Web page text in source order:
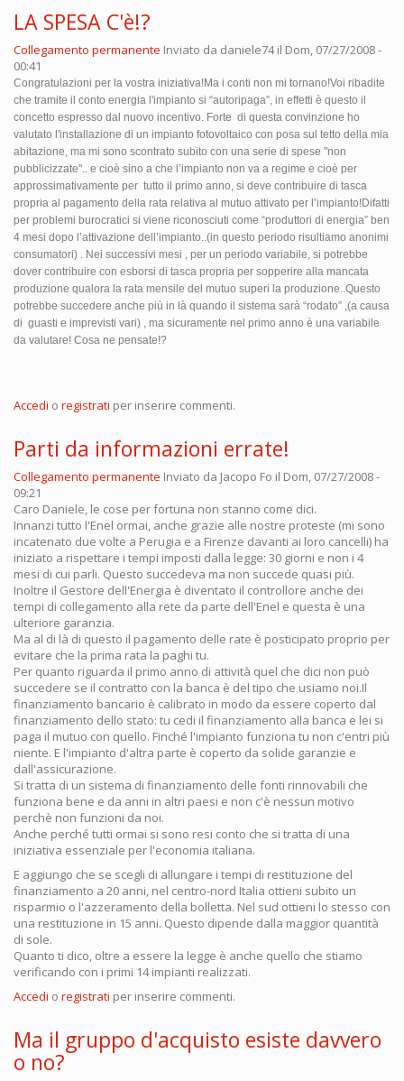
LA SPESA C'è!?
Collegamento permanente Inviato da daniele74il Dom, 07/27/2008 -
00:41
Congratulazioni per la vostra iniziativa!Ma i conti non mi tornano!Voi ribadite
che tramite il conto energia l'impianto si “autoripaga”, in effetti è questo il
concetto espresso dal nuovo incentivo. Forte di questa convinzione ho
valutato l'installazione di un impianto fotovoltaico con posa sul tetto della mia
abitazione, ma mi sono scontrato subito con una serie di spese "non
pubblicizzate".. e cioè sino a che l’impianto non va a regime e cioè per
approssimativamente per tutto il primo anno, si deve contribuire di tasca
propria al pagamento della rata relativa al mutuo attivato per l’impianto!Difatti
per problemi burocratici si viene riconosciuti come “produttori di energia” ben
4 mesi dopo l’attivazione dell’impianto..(in questo periodo risultiamo anonimi
consumatori) . Nei successivi mesi , per un periodo variabile, si potrebbe
dover contribuire con esborsi di tasca propria per sopperire alla mancata
produzione qualora la rata mensile del mutuo superi la produzione..Questo
potrebbe succedere anche più in là quando il sistema sarà “rodato” ,(a causa
di guasti e imprevisti vari) , ma sicuramente nel primo anno è una variabile
da valutare! Cosa ne pensate!?
Accedi o registrati per inserire commenti.
Parti da informazioni errate!
Collegamento permanente Inviato da Jacopo Fo il Dom, 07/27/2008 -
09:21
Caro Daniele, le cose per fortuna non stanno come dici.
Innanzi tutto l'Enel ormai, anche grazie alle nostre proteste (mi sono
incatenato due volte a Perugia e a Firenze davanti ai loro cancelli) ha
iniziato a rispettare i tempi imposti dalla legge: 30 giorni e non i 4
mesi di cui parli. Questo succedeva ma non succede quasi più.
Inoltre il Gestore dell'Energia è diventato il controllore anche dei
tempi di collegamento alla rete da parte dell'Enel e questa è una
ulteriore garanzia.
Ma al di là di questo il pagamento delle rate è posticipato proprio per
evitare che la prima rata la paghi tu.
Per quanto riguarda il primo anno di attività quel che dici non può
succedere se il contratto con la banca è del tipo che usiamo noi.Il
finanziamento bancario è calibrato in modo da essere coperto dal
finanziamento dello stato: tu cedi il finanziamento alla banca e lei si
paga il mutuo con quello. Finché l'impianto funziona tu non c'entri più
niente. E l'impianto d'altra parte è coperto da solide garanzie e
dall'assicurazione.
Si tratta di un sistema di finanziamento delle fonti rinnovabili che
funziona bene e da anni in altri paesi e non c'è nessun motivo
perchè non funzioni da noi.
Anche perché tutti ormai si sono resi conto che si tratta di una
iniziativa essenziale per l'economia italiana.
E aggiungo che se scegli di allungare i tempi di restituzione del
finanziamento a 20 anni, nel centro-nord Italia ottieni subito un
risparmio o l'azzeramento della bolletta. Nel sud ottieni lo stesso con
una restituzione in 15 anni. Questo dipende dalla maggior quantità
di sole.
Quanto ti dico, oltre a essere la legge è anche quello che stiamo
verificando con i primi 14 impianti realizzati.
Accedi o registrati per inserire commenti.
Ma il gruppo d'acquisto esiste davvero
o no?